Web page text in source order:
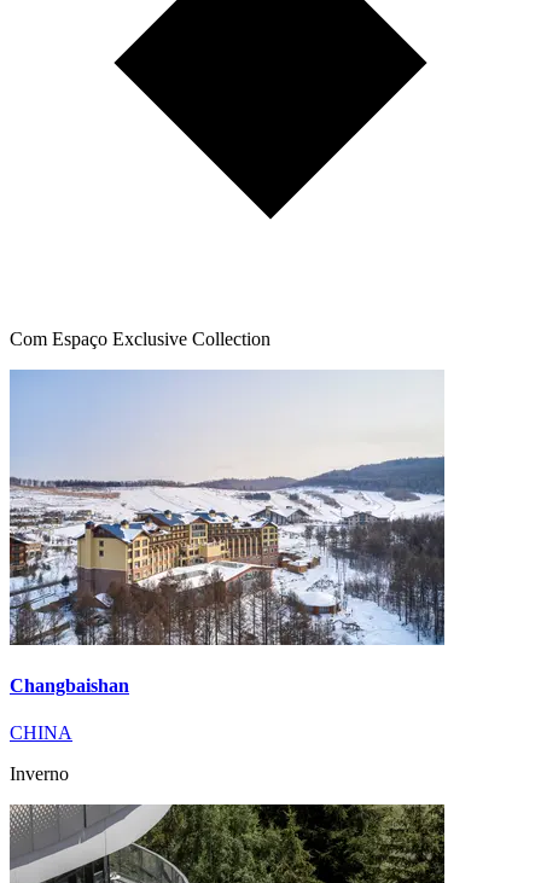
Com Espaço Exclusive Collection
Changbaishan
CHINA
Inverno